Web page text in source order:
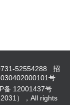
52554288 招
号
备 12001437号
），All rights